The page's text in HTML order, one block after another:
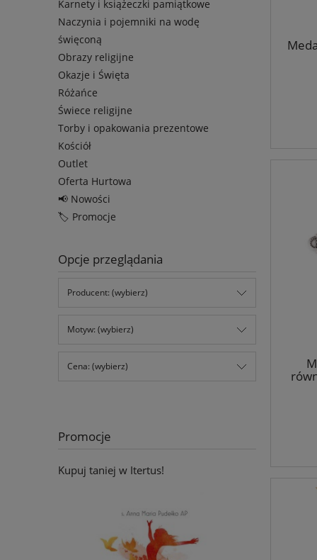
Karnety i książeczki pamiątkowe
Naczynia i pojemniki na wodę
święconą
Obrazy religijne
Okazje i Święta
Różańce
Świece religijne
Torby i opakowania prezentowe
Kościół
Outlet
Oferta Hurtowa
📢 Nowości
🏷️ Promocje
Opcje przeglądania
Producent: (wybierz)
Motyw: (wybierz)
Cena: (wybierz)
Promocje
Kupuj taniej w Itertus!